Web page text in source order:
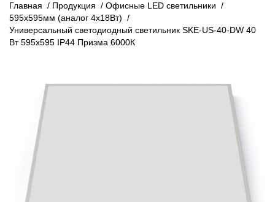
Главная / Продукция / Офисные LED светильники /
595х595мм (аналог 4х18Вт) /
Универсальный светодиодный светильник SKE-US-40-DW 40
Вт 595х595 IP44 Призма 6000К